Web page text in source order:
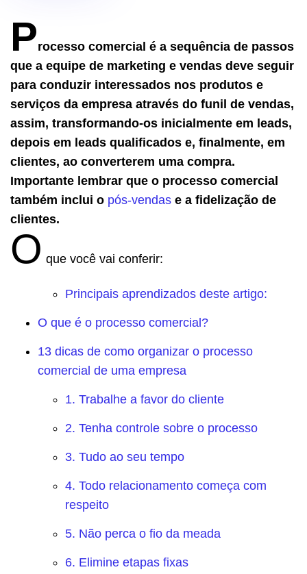
Processo comercial é a sequência de passos
que a equipe de marketing e vendas deve seguir
para conduzir interessados nos produtos e
serviços da empresa através do funil de vendas,
assim, transformando-os inicialmente em leads,
depois em leads qualificados e, finalmente, em
clientes, ao converterem uma compra.
Importante lembrar que o processo comercial
também inclui o pós-vendas e a fidelização de
clientes.
O que você vai conferir:
Principais aprendizados deste artigo:
O que é o processo comercial?
13 dicas de como organizar o processo
comercial de uma empresa
1. Trabalhe a favor do cliente
2. Tenha controle sobre o processo
3. Tudo ao seu tempo
4. Todo relacionamento começa com
respeito
5. Não perca o fio da meada
6. Elimine etapas fixas